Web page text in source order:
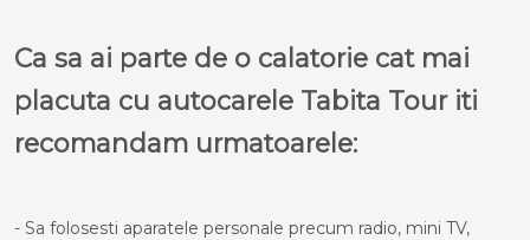
Ca sa ai parte de o calatorie cat mai
placuta cu autocarele Tabita Tour iti
recomandam urmatoarele:
- Sa folosesti aparatele personale precum radio, mini TV,